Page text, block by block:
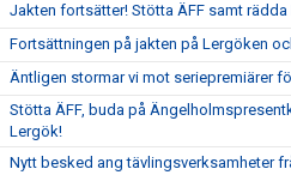
Jakten fortsätter! Stötta ÄFF samt
Fortsättningen på jakten på Lergöken
Äntligen stormar vi mot seriepremiärer
Stötta ÄFF, buda på
Lergök!
Nytt besked ang tävlingsverksamheter